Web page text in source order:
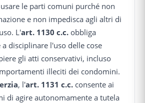
le parti comuni purché non
e non impedisca agli altri di
L'art. 1130 c.c. obbliga
disciplinare l'uso delle cose
gli atti conservativi, incluso
illeciti dei condomini.
, l'art. 1131 c.c. consente ai
di agire autonomamente a tutela